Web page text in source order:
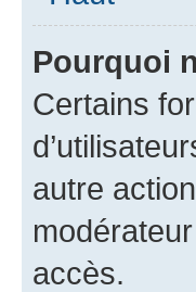
Pourquoi
Certains
autre
accès.